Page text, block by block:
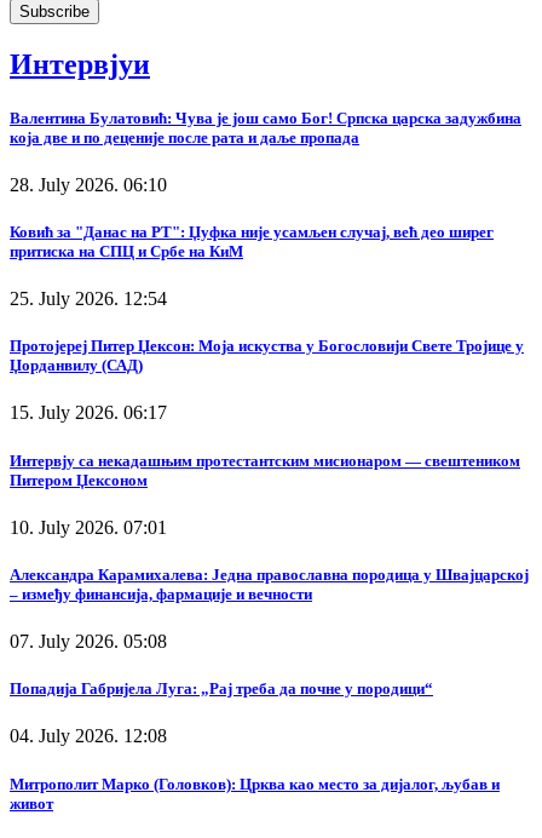
Интервјуи
Валентина Булатовић: Чува је још само Бог! Српска царска задужбина
која две и по деценије после рата и даље пропада
28. July 2026. 06:10
Ковић за "Данас на РТ": Џуфка није усамљен случај, већ део ширег
притиска на СПЦ и Србе на КиМ
25. July 2026. 12:54
Протојереј Питер Џексон: Моја искуства у Богословији Свете Тројице у
Џорданвилу (САД)
15. July 2026. 06:17
Интервју са некадашњим протестантским мисионаром — свештеником
Питером Џексоном
10. July 2026. 07:01
Александра Карамихалева: Једна православна породица у Швајцарској
– између финансија, фармације и вечности
07. July 2026. 05:08
Попадија Габријела Луга: „Рај треба да почне у породици“
04. July 2026. 12:08
Митрополит Марко (Головков): Црква као место за дијалог, љубав и
живот